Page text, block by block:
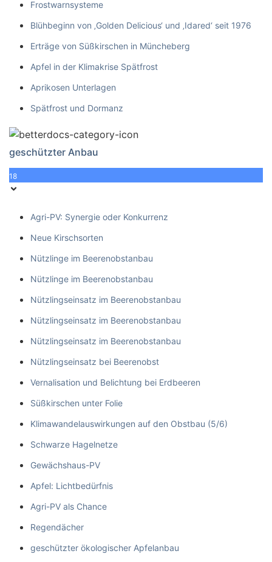
Frostwarnsysteme
Blühbeginn von ‚Golden Delicious‘ und ‚Idared‘ seit 1976
Erträge von Süßkirschen in Müncheberg
Apfel in der Klimakrise Spätfrost
Aprikosen Unterlagen
Spätfrost und Dormanz
geschützter Anbau
18
Agri-PV: Synergie oder Konkurrenz
Neue Kirschsorten
Nützlinge im Beerenobstanbau
Nützlinge im Beerenobstanbau
Nützlingseinsatz im Beerenobstanbau
Nützlingseinsatz im Beerenobstanbau
Nützlingseinsatz im Beerenobstanbau
Nützlingseinsatz bei Beerenobst
Vernalisation und Belichtung bei Erdbeeren
Süßkirschen unter Folie
Klimawandelauswirkungen auf den Obstbau (5/6)
Schwarze Hagelnetze
Gewächshaus-PV
Apfel: Lichtbedürfnis
Agri-PV als Chance
Regendächer
geschützter ökologischer Apfelanbau